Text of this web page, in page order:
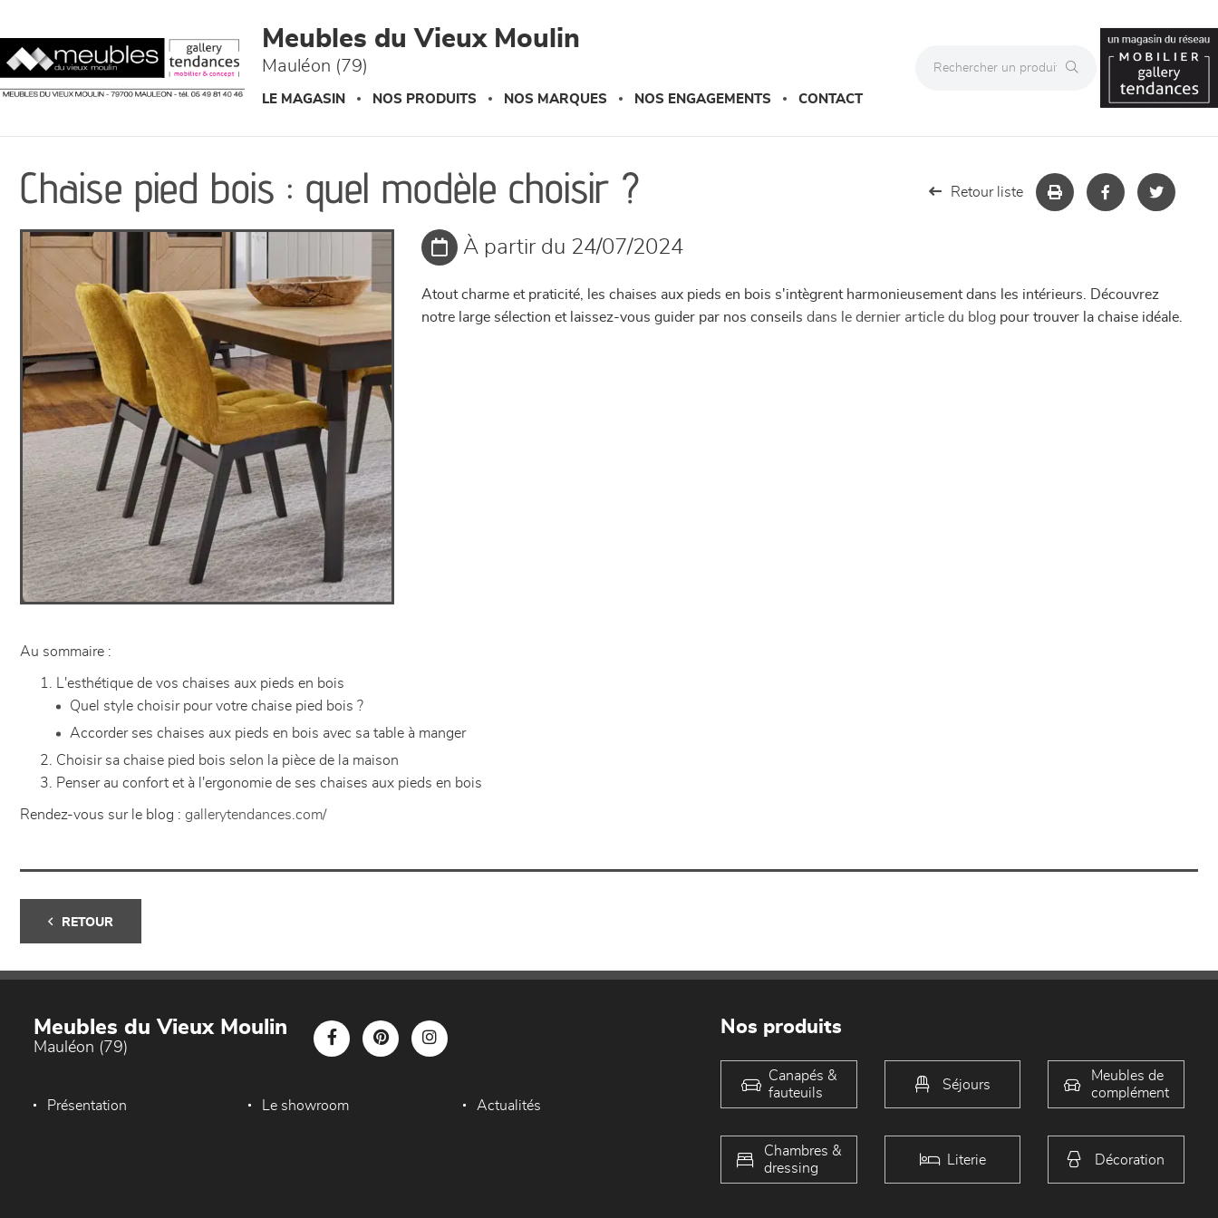
Meubles du Vieux Moulin
Mauléon (79)
LE MAGASIN NOS PRODUITS NOS MARQUES NOS ENGAGEMENTS CONTACT
Chaise pied bois : quel modèle choisir ? Retour liste
À partir du 24/07/2024
Atout charme et praticité, les chaises aux pieds en bois s'intègrent harmonieusement dans les intérieurs. Découvrez
notre large sélection et laissez-vous guider par nos conseilsdans le dernier article du blog pour trouver la chaise idéale.
Au sommaire :
L'esthétique de vos chaises aux pieds en bois
Quel style choisir pour votre chaise pied bois ?
Accorder ses chaises aux pieds en bois avec sa table à manger
Choisir sa chaise pied bois selon la pièce de la maison
Penser au confort et à l'ergonomie de ses chaises aux pieds en bois
Rendez-vous sur le blog : gallerytendances.com/
RETOUR
Meubles du Vieux Moulin
Mauléon (79)
Présentation Le showroom Actualités
Nos produits
Canapés &
fauteuils
Séjours
Meubles de
complément
Chambres &
dressing
Literie Décoration